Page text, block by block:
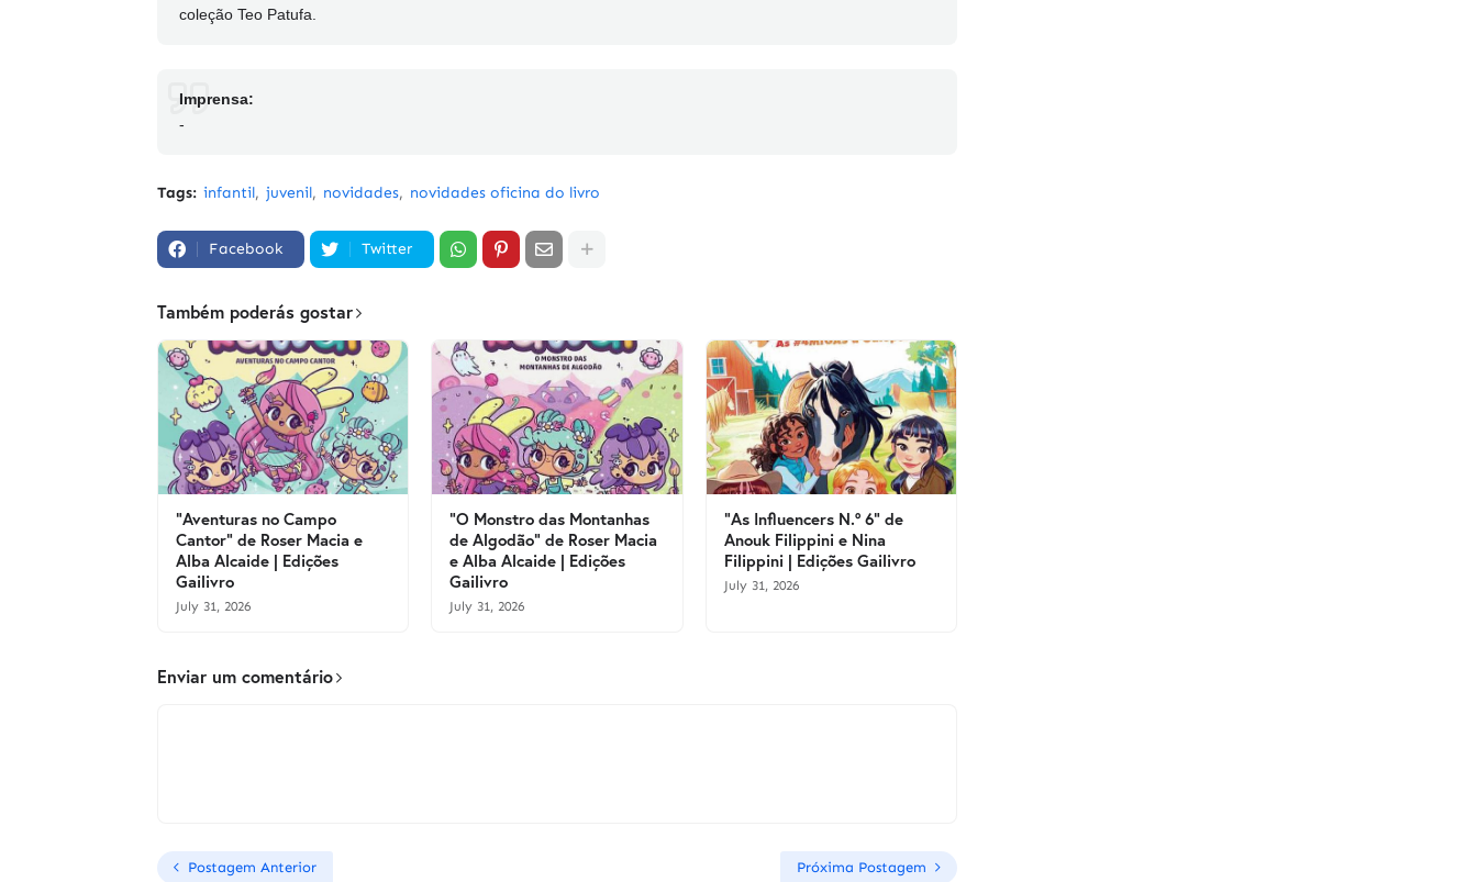
coleção Teo Patufa.
Imprensa:
-
Tags: infantil juvenil novidades novidades oficina do livro
Facebook Twitter
Também poderás gostar
"Aventuras no Campo
Cantor" de Roser Macia e
Alba Alcaide | Edições
Gailivro
July 31, 2026
"O Monstro das Montanhas
de Algodão" de Roser Macia
e Alba Alcaide | Edições
Gailivro
July 31, 2026
"As Influencers N.º 6" de
Anouk Filippini e Nina
Filippini | Edições Gailivro
July 31, 2026
Enviar um comentário
Postagem Anterior Próxima Postagem